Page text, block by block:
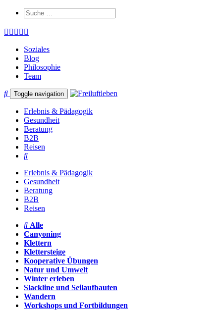
Soziales
Blog
Philosophie
Team
Toggle navigation
Erlebnis & Pädagogik
Gesundheit
Beratung
B2B
Reisen
Erlebnis & Pädagogik
Gesundheit
Beratung
B2B
Reisen
Alle
Canyoning
Klettern
Klettersteige
Kooperative Übungen
Natur und Umwelt
Winter erleben
Slackline und Seilaufbauten
Wandern
Workshops und Fortbildungen